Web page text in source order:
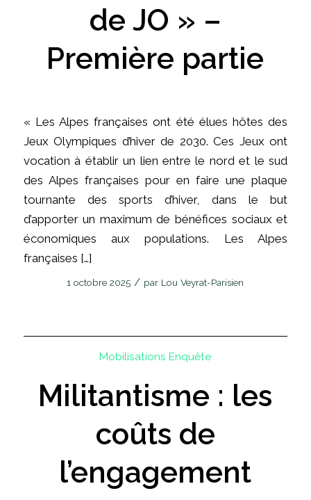
de JO » –
Première partie
« Les Alpes françaises ont été élues hôtes des
Jeux Olympiques d’hiver de 2030. Ces Jeux ont
vocation à établir un lien entre le nord et le sud
des Alpes françaises pour en faire une plaque
tournante des sports d’hiver, dans le but
d’apporter un maximum de bénéfices sociaux et
économiques aux populations. Les Alpes
françaises […]
1 octobre 2025 / par Lou Veyrat-Parisien
Mobilisations Enquête
Militantisme : les
coûts de
l’engagement